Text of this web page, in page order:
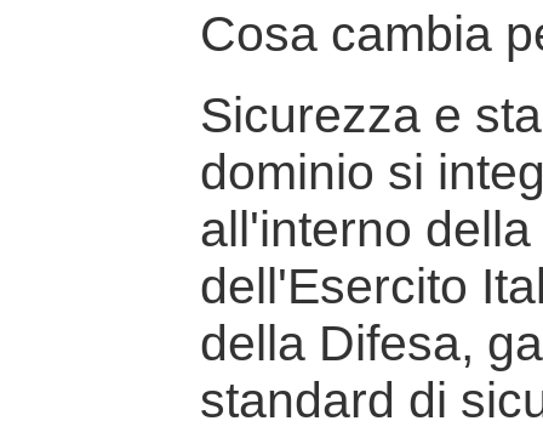
Cosa cambia
Sicurezza e
dominio si
all'interno
dell'Esercito
della Difesa,
standard di